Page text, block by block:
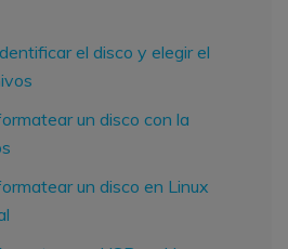
el disco y elegir el
un disco con la
un disco en Linux